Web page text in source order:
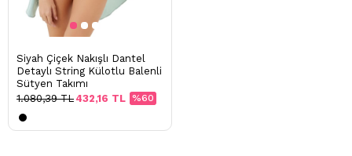
Siyah Çiçek Nakışlı Dantel
Detaylı String Külotlu Balenli
Sütyen Takımı
%60
432,16 TL
1.080,39 TL